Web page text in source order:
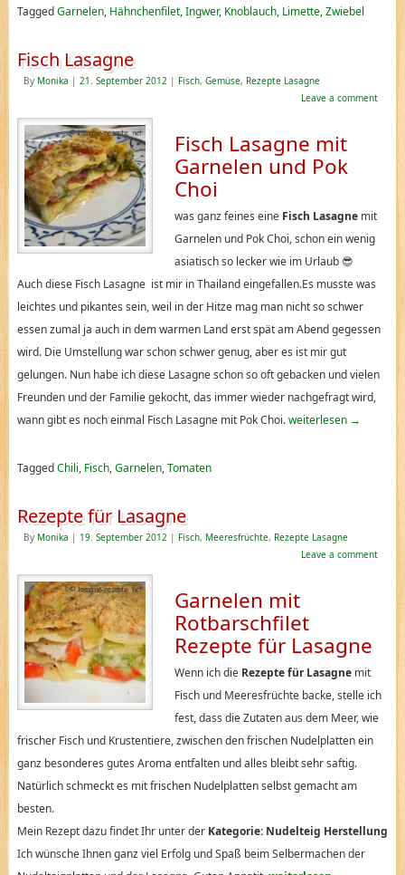
TaggedGarnelen, Hähnchenfilet,Ingwer, Knoblauch, Limette,Zwiebel
Fisch Lasagne
By Monika | 21. September 2012 | Fisch, Gemüse, Rezepte Lasagne
Leave a comment
Fisch Lasagne mit
Garnelen und Pok
Choi
was ganz feines eine Fisch Lasagnemit
Garnelen und Pok Choi, schon ein wenig
asiatisch so lecker wie im Urlaub 😎
Auch diese Fisch Lasagne ist mir in Thailand eingefallen.Es musste was
leichtes und pikantes sein, weil in der Hitze mag man nicht so schwer
essen zumal ja auch in dem warmen Land erst spät am Abend gegessen
wird. Die Umstellung war schon schwer genug, aber es ist mir gut
gelungen. Nun habe ich diese Lasagne schon so oft gebacken und vielen
Freunden und der Familie gekocht, das immer wieder nachgefragt wird,
wann gibt es noch einmal Fisch Lasagne mit Pok Choi.weiterlesen →
TaggedChili, Fisch,Garnelen,Tomaten
Rezepte für Lasagne
By Monika | 19. September 2012 | Fisch, Meeresfrüchte, Rezepte Lasagne
Leave a comment
Garnelen mit
Rotbarschfilet
Rezepte für Lasagne
Wenn ich die Rezepte für Lasagnemit
Fisch und Meeresfrüchte backe, stelle ich
fest, dass die Zutaten aus dem Meer, wie
frischer Fisch und Krustentiere, zwischen den frischen Nudelplatten ein
ganz besonderes gutes Aroma entfalten und alles bleibt sehr saftig.
Natürlich schmeckt es mit frischen Nudelplatten selbst gemacht am
besten.
Mein Rezept dazu findet Ihr unter der Kategorie: Nudelteig Herstellung
Ich wünsche Ihnen ganz viel Erfolg und Spaß beim Selbermachen der